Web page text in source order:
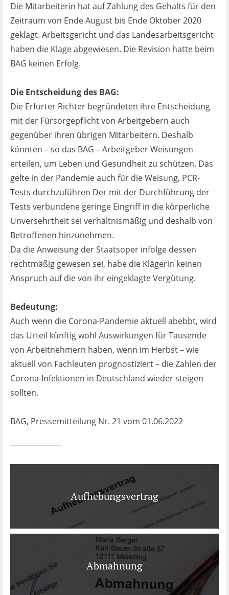
Die Mitarbeiterin hat auf Zahlung des Gehalts für den
Zeitraum von Ende August bis Ende Oktober 2020
geklagt. Arbeitsgericht und das Landesarbeitsgericht
haben die Klage abgewiesen. Die Revision hatte beim
BAG keinen Erfolg.
Die Entscheidung des BAG:
Die Erfurter Richter begründeten ihre Entscheidung
mit der Fürsorgepflicht von Arbeitgebern auch
gegenüber ihren übrigen Mitarbeitern. Deshalb
könnten – so das BAG – Arbeitgeber Weisungen
erteilen, um Leben und Gesundheit zu schützen. Das
gelte in der Pandemie auch für die Weisung, PCR-
Tests durchzuführen Der mit der Durchführung der
Tests verbundene geringe Eingriff in die körperliche
Unversehrtheit sei verhältnismäßig und deshalb von
Betroffenen hinzunehmen.
Da die Anweisung der Staatsoper infolge dessen
rechtmäßig gewesen sei, habe die Klägerin keinen
Anspruch auf die von ihr eingeklagte Vergütung.
Bedeutung:
Auch wenn die Corona-Pandemie aktuell abebbt, wird
das Urteil künftig wohl Auswirkungen für Tausende
von Arbeitnehmern haben, wenn im Herbst – wie
aktuell von Fachleuten prognostiziert – die Zahlen der
Corona-Infektionen in Deutschland wieder steigen
sollten.
BAG, Pressemitteilung Nr. 21 vom 01.06.2022
Aufhebungsvertrag
Abmahnung